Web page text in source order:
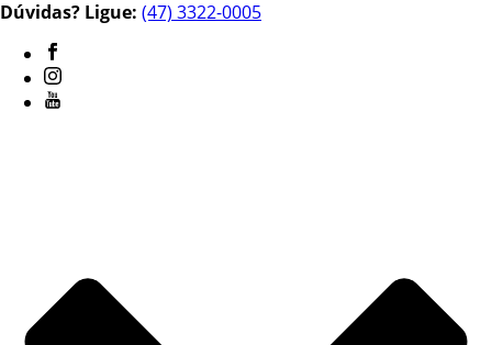
Dúvidas? Ligue: (47) 3322-0005